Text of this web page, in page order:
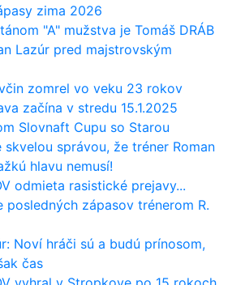
zima 2026
"A" mužstva je Tomáš DRÁB
Lazúr pred majstrovským
zomrel vo veku 23 rokov
začína v stredu 15.1.2025
Slovnaft Cupu so Starou
skvelou správou, že tréner Roman
hlavu nemusí!
odmieta rasistické prejavy...
posledných zápasov trénerom R.
Noví hráči sú a budú prínosom,
čas